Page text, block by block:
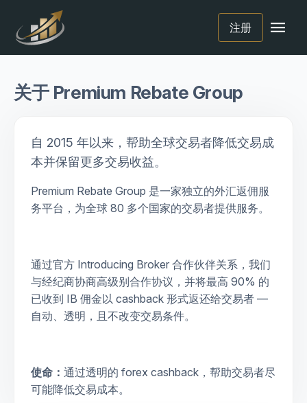
注册 menu
关于 Premium Rebate Group
自 2015 年以来，帮助全球交易者降低交易成
本并保留更多交易收益。
Premium Rebate Group 是一家独立的外汇返佣服
务平台，为全球 80 多个国家的交易者提供服务。
通过官方 Introducing Broker 合作伙伴关系，我们
与经纪商协商高级别合作协议，并将最高 90% 的
已收到 IB 佣金以 cashback 形式返还给交易者 —
自动、透明，且不改变交易条件。
使命： 通过透明的 forex cashback，帮助交易者尽
可能降低交易成本。